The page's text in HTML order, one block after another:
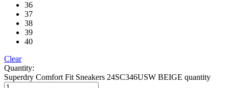
36
37
38
39
40
Clear
Quantity:
Superdry Comfort Fit Sneakers 24SC346USW BEIGE quantity